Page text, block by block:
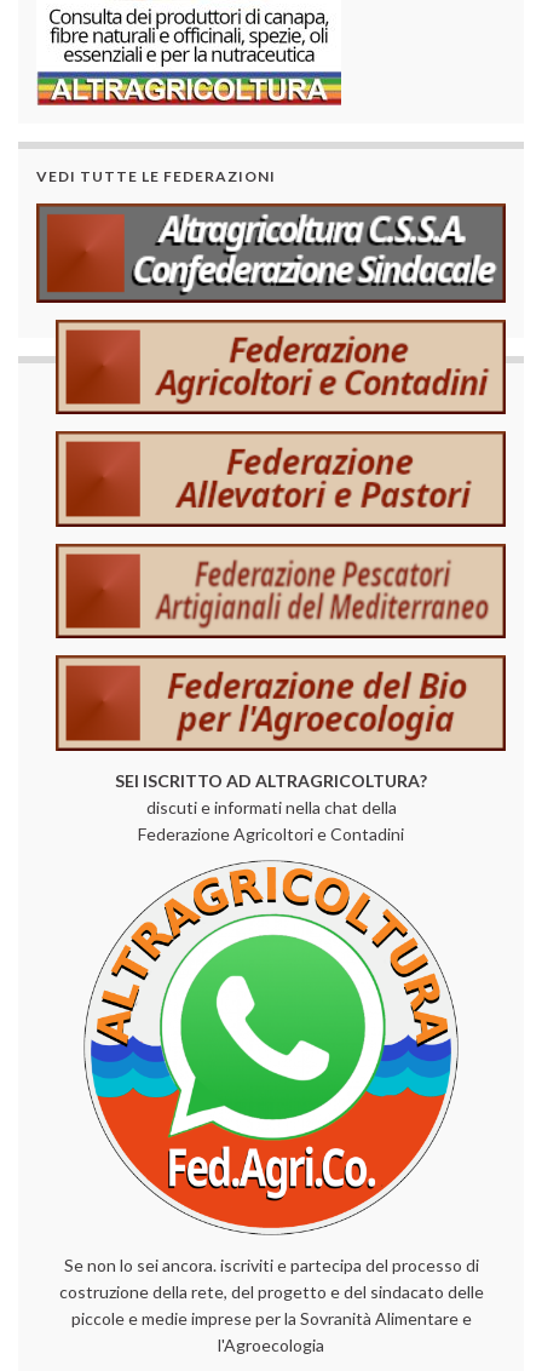
VEDI TUTTE LE FEDERAZIONI
SEI ISCRITTO AD ALTRAGRICOLTURA?
discuti e informati nella chat della
Federazione Agricoltori e Contadini
Se non lo sei ancora. iscriviti e partecipa del processo di
costruzione della rete, del progetto e del sindacato delle
piccole e medie imprese per la Sovranità Alimentare e
l'Agroecologia